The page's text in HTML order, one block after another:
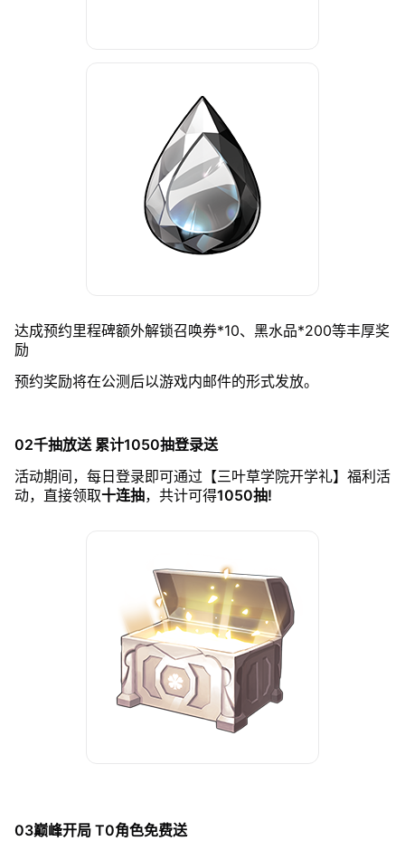
达成预约里程碑额外解锁召唤券*10、黑水品*200等丰厚奖
励
预约奖励将在公测后以游戏内邮件的形式发放。
02千抽放送 累计1050抽登录送
活动期间，每日登录即可通过【三叶草学院开学礼】福利活
动，直接领取十连抽，共计可得1050抽!
03巅峰开局 T0角色免费送